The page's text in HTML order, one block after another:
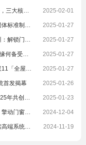
动企业发展 2025-02-01
准制定者 2025-01-27
辉煌未来篇章 2025-01-27
受青睐？ 2025-01-27
期热销第一」 2025-01-27
首发揭幕 2025-01-26
圆满举行 2025-01-23
质量发展 2024-12-04
高端隔音门窗 2024-11-19